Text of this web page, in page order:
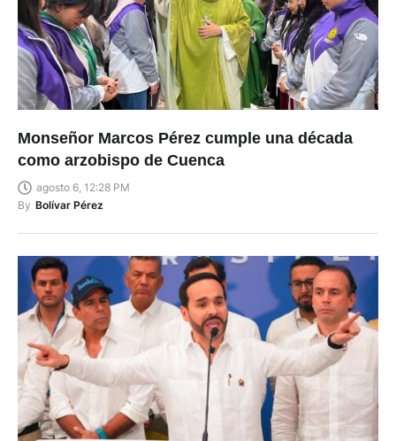
Monseñor Marcos Pérez cumple una década
como arzobispo de Cuenca
agosto 6, 12:28 PM
By Bolívar Pérez